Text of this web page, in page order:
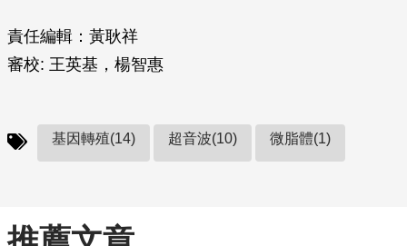
責任編輯：黃耿祥
審校: 王英基，楊智惠
基因轉殖(14) 超音波(10) 微脂體(1)